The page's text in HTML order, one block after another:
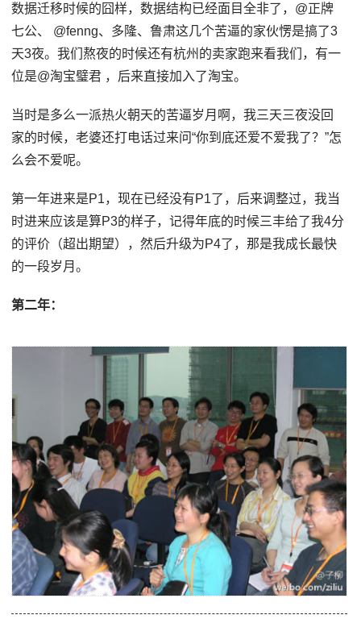
数据迁移时候的囧样，数据结构已经面目全非了，@正牌
七公、 @fenng、多隆、鲁肃这几个苦逼的家伙愣是搞了3
天3夜。我们熬夜的时候还有杭州的卖家跑来看我们，有一
位是@淘宝璧君 ，后来直接加入了淘宝。
当时是多么一派热火朝天的苦逼岁月啊，我三天三夜没回
家的时候，老婆还打电话过来问“你到底还爱不爱我了？”怎
么会不爱呢。
第一年进来是P1，现在已经没有P1了，后来调整过，我当
时进来应该是算P3的样子，记得年底的时候三丰给了我4分
的评价（超出期望），然后升级为P4了，那是我成长最快
的一段岁月。
第二年：